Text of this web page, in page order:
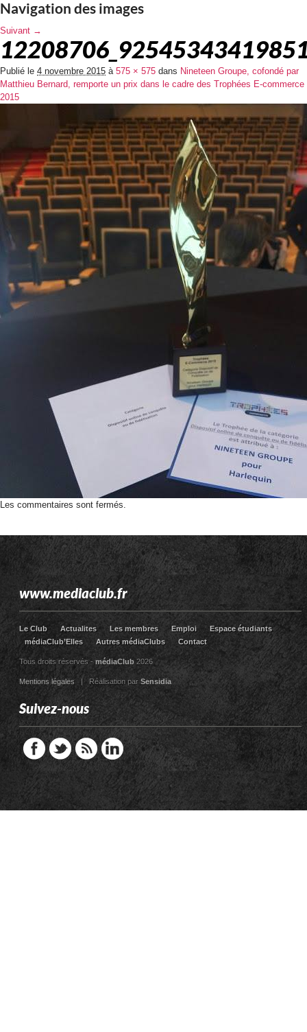
Navigation des images
Suivant →
Publié le 4 novembre 2015 à 575 × 575 dans Nineteen Groupe, cofondé par
Matthieu Bernard, remporte un prix dans le cadre des Trophées E-commerce
2015
Les commentaires sont fermés.
www.mediaclub.fr
Le Club Actualites Les membres Emploi
Espace étudiants
médiaClub’Elles
Autres médiaClubs Contact
Tous droits réservés - médiaClub2026
Mentions légales| Réalisation par Sensidia
Suivez-nous